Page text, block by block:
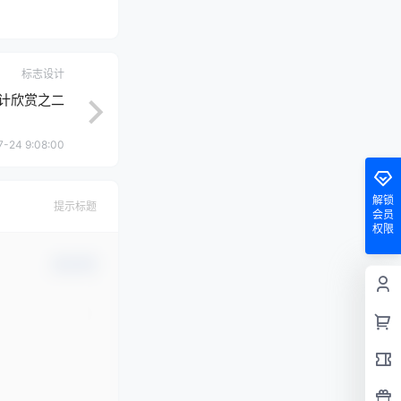
标志设计
欣赏之二
24 9:08:00
提示标题
解锁
会员
权限